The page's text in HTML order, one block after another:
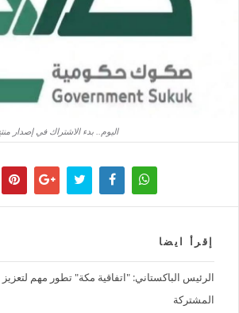
اليوم.. بدء الاشتراك في إصدار منتج
إقرأ ايضا
الرئيس الباكستاني: "اتفاقية مكة" تطور مهم لتعزيز
المشتركة